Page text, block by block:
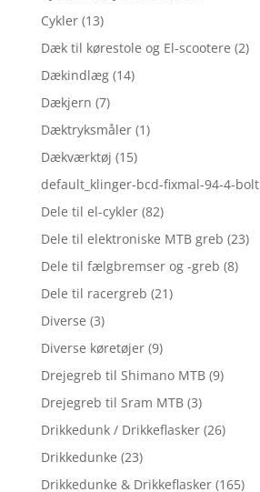
Cykler (13)
Dæk til kørestole og El-scootere (2)
Dækindlæg (14)
Dækjern (7)
Dæktryksmåler (1)
Dækværktøj (15)
default_klinger-bcd-fixmal-94-4-bolt
Dele til el-cykler (82)
Dele til elektroniske MTB greb (23)
Dele til fælgbremser og -greb (8)
Dele til racergreb (21)
Diverse (3)
Diverse køretøjer (9)
Drejegreb til Shimano MTB (9)
Drejegreb til Sram MTB (3)
Drikkedunk / Drikkeflasker (26)
Drikkedunke (23)
Drikkedunke & Drikkeflasker (165)